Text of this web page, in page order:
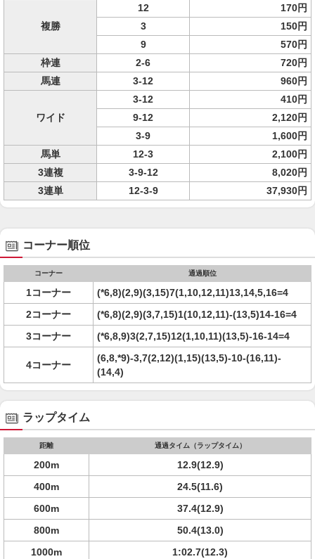
複勝
12
170円
3
150円
9
570円
枠連
2-6
720円
馬連
3-12 960円
ワイド
3-12
410円
9-12
2,120円
3-9
1,600円
馬単
12-3
2,100円
3連複
3-9-12
8,020円
3連単
12-3-9 37,930円
コーナー順位
コーナー 通過順位
1コーナー
(*6,8)(2,9)(3,15)7(1,10,12,11)13,14,5,16=4
2コーナー
(*6,8)(2,9)(3,7,15)1(10,12,11)-(13,5)14-16=4
3コーナー
(*6,8,9)3(2,7,15)12(1,10,11)(13,5)-16-14=4
4コーナー
(6,8,*9)-3,7(2,12)(1,15)(13,5)-10-(16,11)-
(14,4)
ラップタイム
距離 通過タイム（ラップタイム）
200m
12.9(12.9)
400m
24.5(11.6)
600m
37.4(12.9)
800m
50.4(13.0)
1000m
1:02.7(12.3)